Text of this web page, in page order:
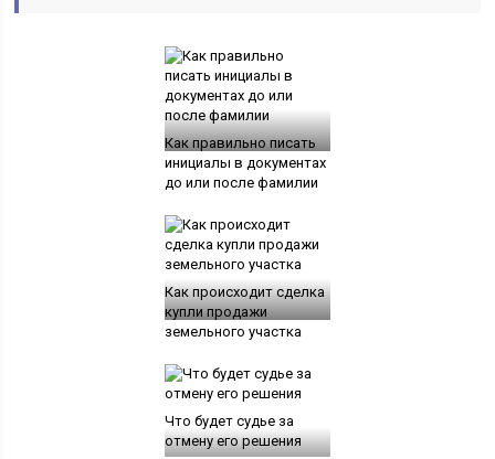
Как правильно писать
инициалы в документах
до или после фамилии
Как происходит сделка
купли продажи
земельного участка
Что будет судье за
отмену его решения